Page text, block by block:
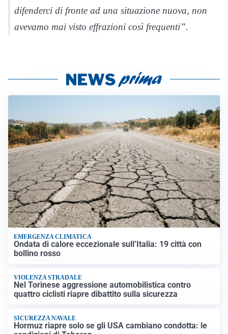
difenderci di fronte ad una situazione nuova, non
avevamo mai visto effrazioni così frequenti”.
EMERGENZA CLIMATICA
Ondata di calore eccezionale sull’Italia: 19 città con
bollino rosso
VIOLENZA STRADALE
Nel Torinese aggressione automobilistica contro
quattro ciclisti riapre dibattito sulla sicurezza
SICUREZZA NAVALE
Hormuz riapre solo se gli USA cambiano condotta: le